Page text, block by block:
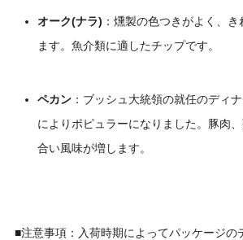
オーク(ナラ) ： 燻製の色つきがよく、き
ます。魚介類に適したチップです。
ペカン ：ブッシュ大統領の就任のディ
によりポピュラーになりました。豚肉
合い風味が増します。
■注意事項：入荷時期によってパッケージの